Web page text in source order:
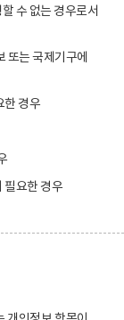
수 없는 경우로서
또는 국제기구에
한 경우
필요한 경우